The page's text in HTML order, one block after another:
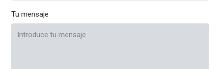
Tu mensaje